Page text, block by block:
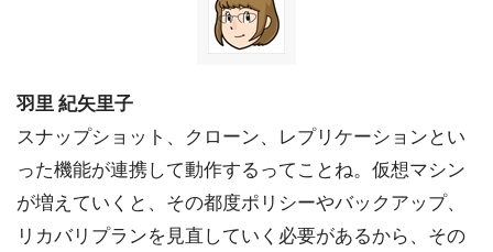
羽里 紀矢里子
スナップショット、クローン、レプリケーションとい
った機能が連携して動作するってことね。仮想マシン
が増えていくと、その都度ポリシーやバックアップ、
リカバリプランを見直していく必要があるから、その